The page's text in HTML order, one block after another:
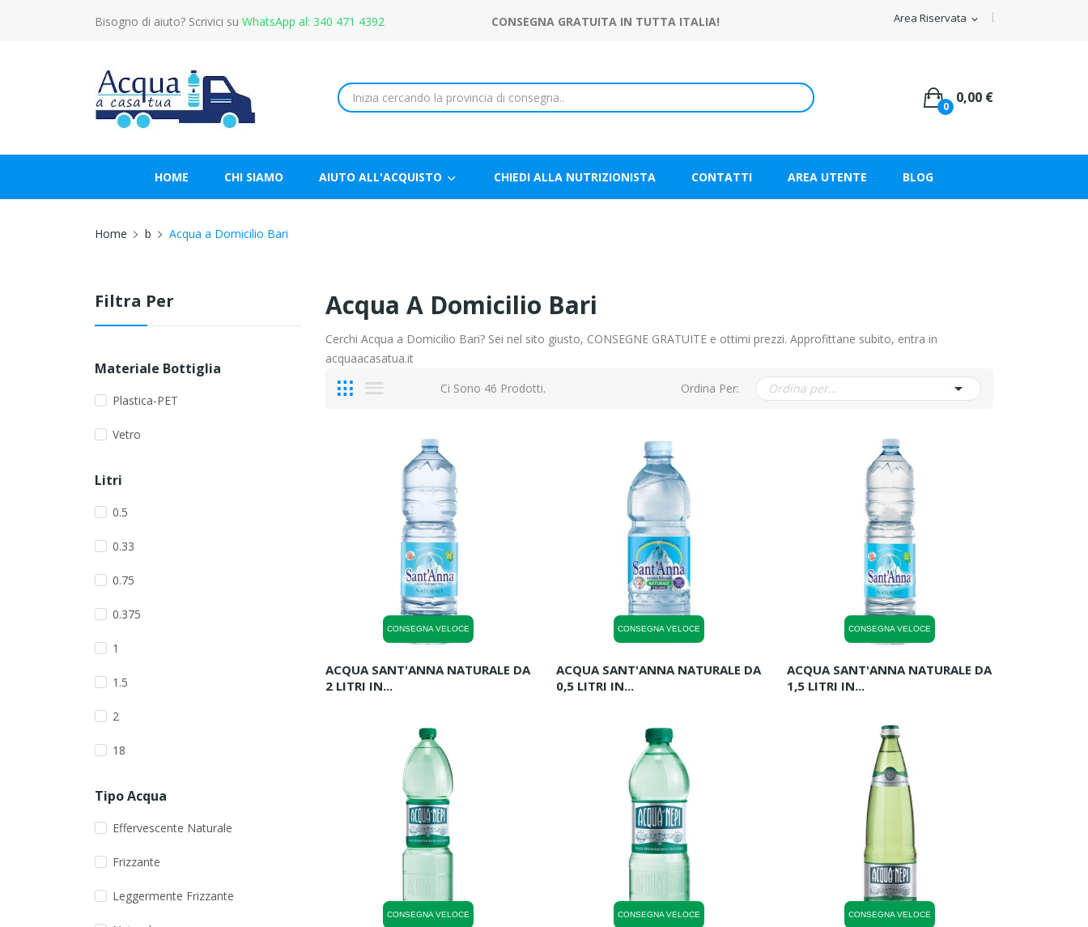
Area Riservata expand_more
Bisogno di aiuto? Scrivici su WhatsApp al: 340 471 4392 CONSEGNA GRATUITA IN TUTTA ITALIA!
0
0,00 €
HOME CHI SIAMO AIUTO ALL'ACQUISTO CHIEDI ALLA NUTRIZIONISTA CONTATTI AREA UTENTE BLOG
Home b Acqua a Domicilio Bari
Filtra Per
Materiale Bottiglia
Plastica-PET
Vetro
Litri
0.5
0.33
0.75
0.375
1
1.5
2
18
Tipo Acqua
Effervescente Naturale
Frizzante
Leggermente Frizzante
Acqua A Domicilio Bari
Cerchi Acqua a Domicilio Bari? Sei nel sito giusto, CONSEGNE GRATUITE e ottimi prezzi. Approfittane subito, entra in
acquaacasatua.it
Ci Sono 46 Prodotti.
Ordina Per: Ordina per... 
CONSEGNA VELOCE
ACQUA SANT'ANNA NATURALE DA
2 LITRI IN...
CONSEGNA VELOCE
ACQUA SANT'ANNA NATURALE DA
0,5 LITRI IN...
CONSEGNA VELOCE
ACQUA SANT'ANNA NATURALE DA
1,5 LITRI IN...
CONSEGNA VELOCE CONSEGNA VELOCE CONSEGNA VELOCE